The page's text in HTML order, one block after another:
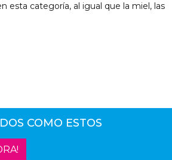
esta categoría, al igual que la miel, las
COMO ESTOS